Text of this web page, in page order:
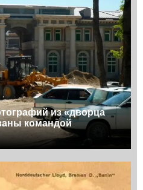
из «дворца
командой